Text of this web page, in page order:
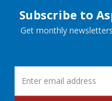
Subscribe to
Get monthly